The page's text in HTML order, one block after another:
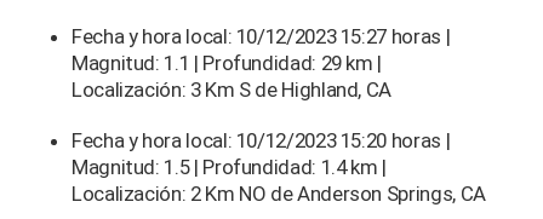
Fecha y hora local: 10/12/2023 15:27 horas |
Magnitud: 1.1 | Profundidad: 29 km |
Localización: 3 Km S de Highland, CA
Fecha y hora local: 10/12/2023 15:20 horas |
Magnitud: 1.5 | Profundidad: 1.4 km |
Localización: 2 Km NO de Anderson Springs, CA